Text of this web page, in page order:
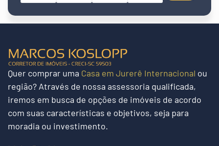
Quer comprar uma Casa em Jurerê Internacional ou
região? Através de nossa assessoria qualificada,
iremos em busca de opções de imóveis de acordo
com suas características e objetivos, seja para
moradia ou investimento.